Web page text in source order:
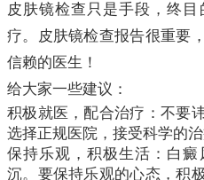
皮肤镜检查只是手段，终
疗。皮肤镜检查报告很重要
信赖的医生！
给大家一些建议：
积极就医，配合治疗：不要
选择正规医院，接受科学的
保持乐观，积极生活：白
沉。要保持乐观的心态，积